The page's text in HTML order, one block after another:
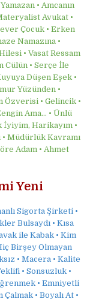
• Amcanın
Avukat •
Çocuk • Erken
Namazına •
• Vasat Ressam
Cülün • Serçe İle
Düşen Eşek •
Yüzünden •
Özverisi • Gelincik •
Ama... • Ünlü
İyiyim, Harikayım •
• Müdürlük Kavramı
Adam • Ahmet
Yeni
Sigorta Şirketi •
Bulsaydı • Kısa
ile Kabak • Kim
Birşey Olmayan
• Macera • Kalite
• Sonsuzluk •
• Emniyetli
Çalmak • Boyalı At •